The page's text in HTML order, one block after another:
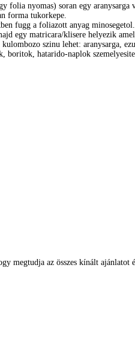
folia nyomas) soran egy
forma tukorkepe.
fugg a foliazott anyag
egy matricara/klisere helyezik
szinu lehet: aranysarga,
boritok, hatarido-naplok
megtudja az összes kínált ajánlatot